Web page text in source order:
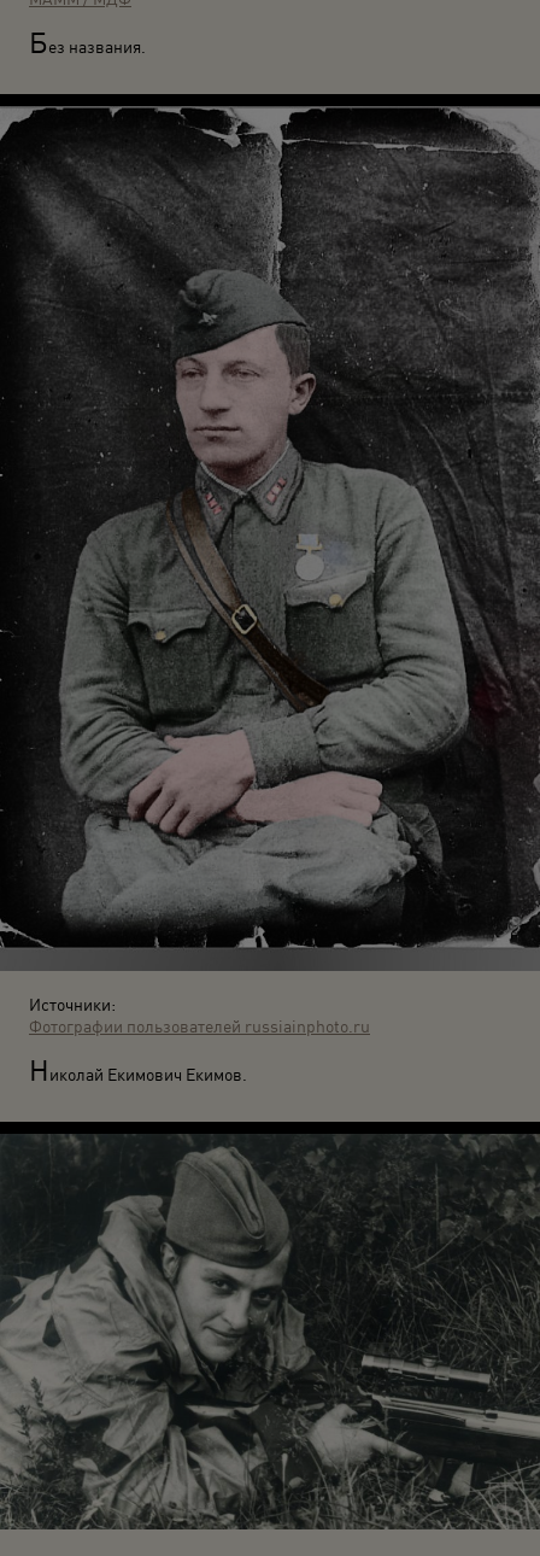
Без названия.
Источники:
Фотографии пользователей russiainphoto.ru
Ни­ко­лай Еки­мо­вич Еки­мов.